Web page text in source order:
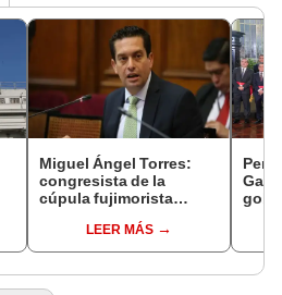
Miguel Ángel Torres:
congresista de la
cúpula fujimorista
del SenadoLEER MÁS